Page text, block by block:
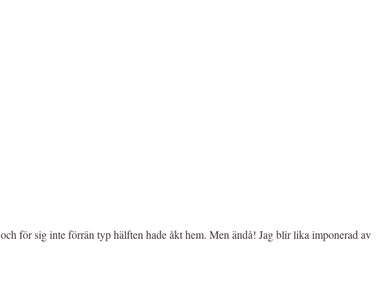
för sig inte förrän typ hälften hade åkt hem. Men ändå! Jag blir lika imponerad av